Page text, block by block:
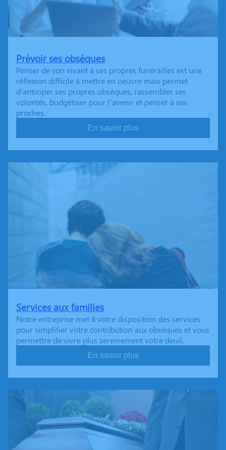
Prévoir ses obsèques
Penser de son vivant à ses propres funérailles est une
réflexion difficile à mettre en oeuvre mais permet
d'anticiper ses propres obsèques, rassembler ses
volontés, budgétiser pour l’avenir et penser à ses
proches.
En savoir plus
Services aux familles
Notre entreprise met à votre disposition des services
pour simplifier votre contribution aux obsèques et vous
permettre de vivre plus sereinement votre deuil.
En savoir plus